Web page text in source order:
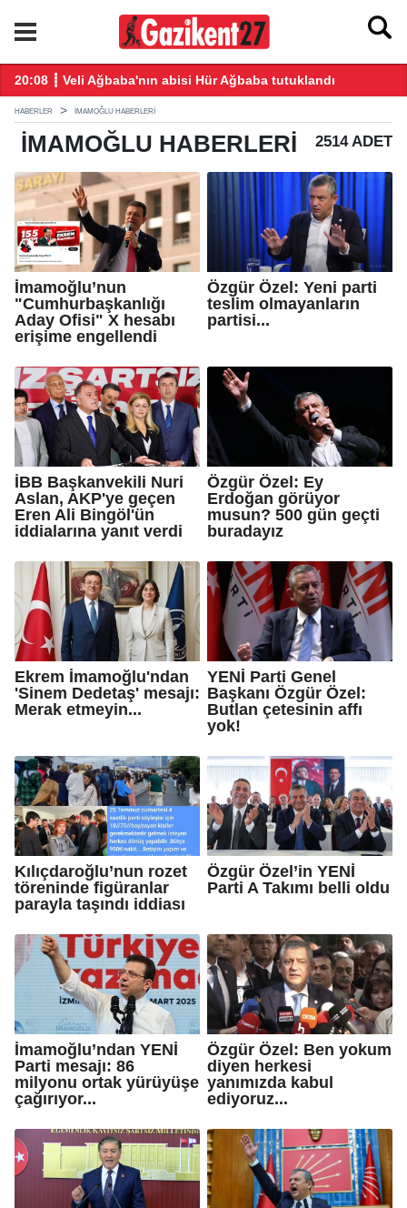
yaptı
20:08 ┋ Veli Ağbaba'nın abisi Hür Ağbaba tutuklandı
HABERLER İMAMOĞLU HABERLERI
İMAMOĞLU HABERLERI 2514 ADET
İmamoğlu’nun
"Cumhurbaşkanlığı
Aday Ofisi" X hesabı
erişime engellendi
Özgür Özel: Yeni parti
teslim olmayanların
partisi...
İBB Başkanvekili Nuri
Aslan, AKP'ye geçen
Eren Ali Bingöl'ün
iddialarına yanıt verdi
Özgür Özel: Ey
Erdoğan görüyor
musun? 500 gün geçti
buradayız
Ekrem İmamoğlu'ndan
'Sinem Dedetaş' mesajı:
Merak etmeyin...
YENİ Parti Genel
Başkanı Özgür Özel:
Butlan çetesinin affı
yok!
Kılıçdaroğlu’nun rozet
töreninde figüranlar
parayla taşındı iddiası
Özgür Özel’in YENİ
Parti A Takımı belli oldu
İmamoğlu’ndan YENİ
Parti mesajı: 86
milyonu ortak yürüyüşe
çağırıyor...
Özgür Özel: Ben yokum
diyen herkesi
yanımızda kabul
ediyoruz...